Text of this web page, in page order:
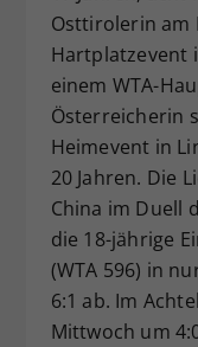
Osttirolerin am
Hartplatzevent
einem WTA-
Österreicherin
Heimevent in
20 Jahren. Die
China im Duell
die 18-jährige
(WTA 596) in
6:1 ab. Im
Mittwoch um
Zweck
hat.